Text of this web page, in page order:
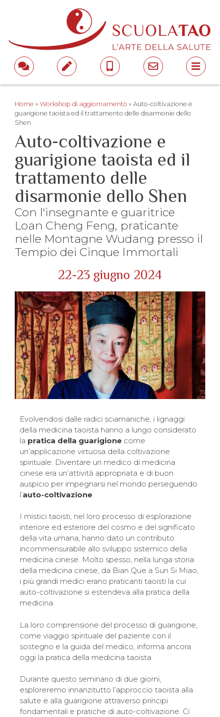
Home » Workshop di aggiornamento » Auto-coltivazione e
guarigione taoista ed il trattamento delle disarmonie dello
Shen
Auto-coltivazione e
guarigione taoista ed il
trattamento delle
disarmonie dello Shen
Con l'insegnante e guaritrice
Loan Cheng Feng, praticante
nelle Montagne Wudang presso il
Tempio dei Cinque Immortali
22-23 giugno 2024
Evolvendosi dalle radici sciamaniche, i lignaggi
della medicina taoista hanno a lungo considerato
la pratica della guarigione come
un’applicazione virtuosa della coltivazione
spirituale. Diventare un medico di medicina
cinese era un’attività appropriata e di buon
auspicio per impegnarsi nel mondo perseguendo
l’auto-coltivazione
I mistici taoisti, nel loro processo di esplorazione
interiore ed esteriore del cosmo e del significato
della vita umana, hanno dato un contributo
incommensurabile allo sviluppo sistemico della
medicina cinese. Molto spesso, nella lunga storia
della medicina cinese, da Bian Que a Sun Si Miao,
i più grandi medici erano praticanti taoisti la cui
auto-coltivazione si estendeva alla pratica della
medicina.
La loro comprensione del processo di guarigione,
come viaggio spirituale del paziente con il
sostegno e la guida del medico, informa ancora
oggi la pratica della medicina taoista.
Durante questo seminario di due giorni,
esploreremo innanzitutto l’approccio taoista alla
salute e alla guarigione attraverso principi
fondamentali e pratiche di auto-coltivazione. Ci